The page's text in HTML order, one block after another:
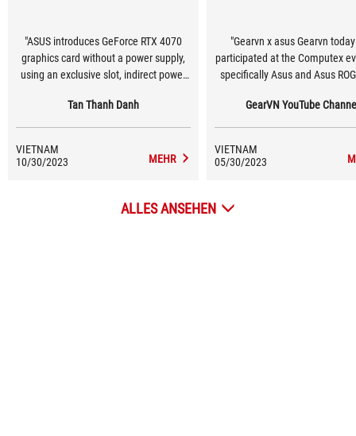
"ASUS introduces GeForce RTX 4070
graphics card without a power supply,
using an exclusive slot, indirect power
#Asus"
Tan Thanh Danh
VIETNAM
10/30/2023
MEHR
"Gearvn x asus Gearvn
participated at the Computex
specifically Asus and Asus
feels most impressive is that
testing a new design
Lovelace) does not require any
to 600W on the Z790
GearVN YouTube
VIETNAM
05/30/2023
ALLES ANSEHEN